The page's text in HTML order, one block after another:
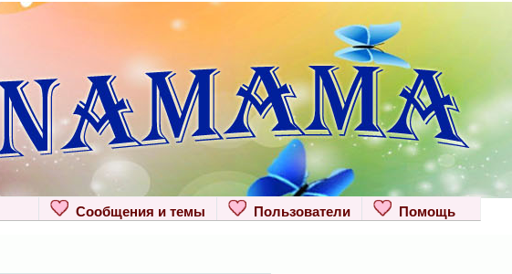
Помощь
Пользователи
Сообщения и темы